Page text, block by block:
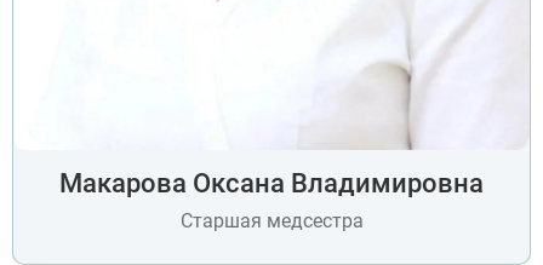
Макарова Оксана Владимировна
Старшая медсестра